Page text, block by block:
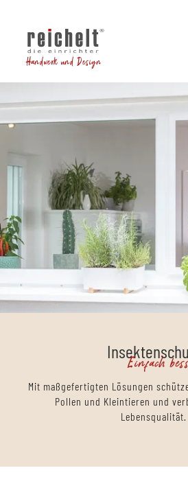
Handwerk und Design
Einfach
Mit maßgefertigten Lösungen
Pollen und Kleintieren und
Lebensqualität.